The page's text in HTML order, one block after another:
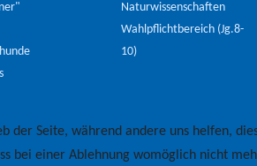
Naturwissenschaften
Wahlpflichtbereich (Jg.8-
10)
Seite, während andere uns helfen,
bei einer Ablehnung womöglich nicht